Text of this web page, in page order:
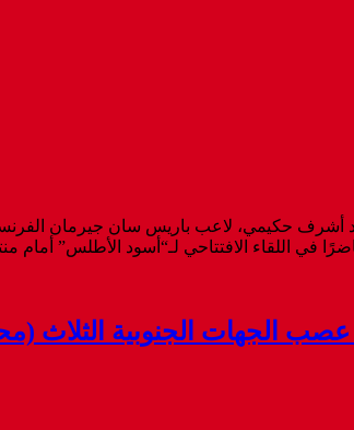
أشرف حكيمي، لاعب باريس سان جيرمان
الجهات الجنوبية الثلاث